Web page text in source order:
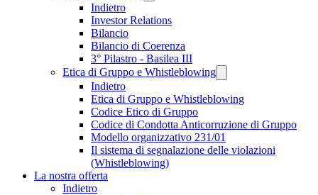
Indietro
Investor Relations
Bilancio
Bilancio di Coerenza
3° Pilastro - Basilea III
Etica di Gruppo e Whistleblowing
Indietro
Etica di Gruppo e Whistleblowing
Codice Etico di Gruppo
Codice di Condotta Anticorruzione di Gruppo
Modello organizzativo 231/01
Il sistema di segnalazione delle violazioni
(Whistleblowing)
La nostra offerta
Indietro